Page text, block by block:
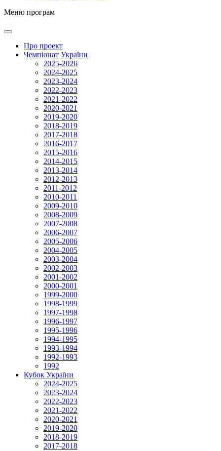
Меню програм
Про проект
Чемпіонат України
2025-2026
2024-2025
2023-2024
2022-2023
2021-2022
2020-2021
2019-2020
2018-2019
2017-2018
2016-2017
2015-2016
2014-2015
2013-2014
2012-2013
2011-2012
2010-2011
2009-2010
2008-2009
2007-2008
2006-2007
2005-2006
2004-2005
2003-2004
2002-2003
2001-2002
2000-2001
1999-2000
1998-1999
1997-1998
1996-1997
1995-1996
1994-1995
1993-1994
1992-1993
1992
Кубок України
2024-2025
2023-2024
2022-2023
2021-2022
2020-2021
2019-2020
2018-2019
2017-2018